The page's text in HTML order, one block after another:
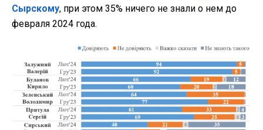
Сырскому, при этом 35% ничего не знали о нем до
февраля 2024 года.